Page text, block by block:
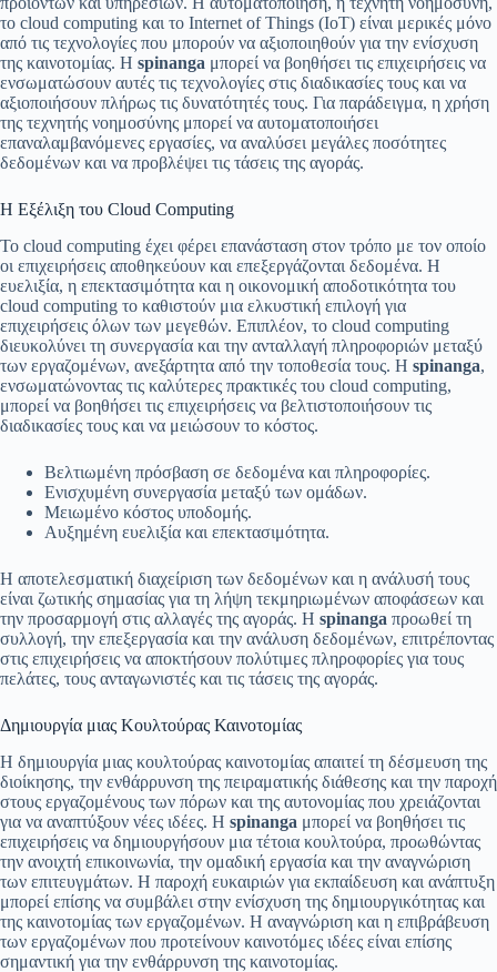
το cloud computing και το Internet of Things (IoT) είναι μερικές μόνο
από τις τεχνολογίες που μπορούν να αξιοποιηθούν για την ενίσχυση
της καινοτομίας. Η spinanga μπορεί να βοηθήσει τις επιχειρήσεις να
ενσωματώσουν αυτές τις τεχνολογίες στις διαδικασίες τους και να
αξιοποιήσουν πλήρως τις δυνατότητές τους. Για παράδειγμα, η χρήση
της τεχνητής νοημοσύνης μπορεί να αυτοματοποιήσει
επαναλαμβανόμενες εργασίες, να αναλύσει μεγάλες ποσότητες
δεδομένων και να προβλέψει τις τάσεις της αγοράς.
Η Εξέλιξη του Cloud Computing
Το cloud computing έχει φέρει επανάσταση στον τρόπο με τον οποίο
οι επιχειρήσεις αποθηκεύουν και επεξεργάζονται δεδομένα. Η
ευελιξία, η επεκτασιμότητα και η οικονομική αποδοτικότητα του
cloud computing το καθιστούν μια ελκυστική επιλογή για
επιχειρήσεις όλων των μεγεθών. Επιπλέον, το cloud computing
διευκολύνει τη συνεργασία και την ανταλλαγή πληροφοριών μεταξύ
των εργαζομένων, ανεξάρτητα από την τοποθεσία τους. Η spinanga,
ενσωματώνοντας τις καλύτερες πρακτικές του cloud computing,
μπορεί να βοηθήσει τις επιχειρήσεις να βελτιστοποιήσουν τις
διαδικασίες τους και να μειώσουν το κόστος.
Βελτιωμένη πρόσβαση σε δεδομένα και πληροφορίες.
Ενισχυμένη συνεργασία μεταξύ των ομάδων.
Μειωμένο κόστος υποδομής.
Αυξημένη ευελιξία και επεκτασιμότητα.
Η αποτελεσματική διαχείριση των δεδομένων και η ανάλυσή τους
είναι ζωτικής σημασίας για τη λήψη τεκμηριωμένων αποφάσεων και
την προσαρμογή στις αλλαγές της αγοράς. Η spinanga προωθεί τη
συλλογή, την επεξεργασία και την ανάλυση δεδομένων, επιτρέποντας
στις επιχειρήσεις να αποκτήσουν πολύτιμες πληροφορίες για τους
πελάτες, τους ανταγωνιστές και τις τάσεις της αγοράς.
Δημιουργία μιας Κουλτούρας Καινοτομίας
Η δημιουργία μιας κουλτούρας καινοτομίας απαιτεί τη δέσμευση της
διοίκησης, την ενθάρρυνση της πειραματικής διάθεσης και την παροχή
στους εργαζομένους των πόρων και της αυτονομίας που χρειάζονται
για να αναπτύξουν νέες ιδέες. Η spinanga μπορεί να βοηθήσει τις
επιχειρήσεις να δημιουργήσουν μια τέτοια κουλτούρα, προωθώντας
την ανοιχτή επικοινωνία, την ομαδική εργασία και την αναγνώριση
των επιτευγμάτων. Η παροχή ευκαιριών για εκπαίδευση και ανάπτυξη
μπορεί επίσης να συμβάλει στην ενίσχυση της δημιουργικότητας και
της καινοτομίας των εργαζομένων. Η αναγνώριση και η επιβράβευση
των εργαζομένων που προτείνουν καινοτόμες ιδέες είναι επίσης
σημαντική για την ενθάρρυνση της καινοτομίας.